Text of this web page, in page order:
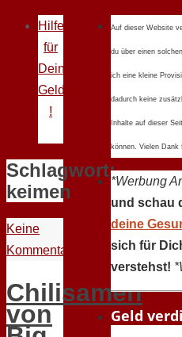
Hilfe
für
Deine
Geldprobleme
!
Schlagwort:
keimen
Keine
Kommentare
Chilisamen
von
Auf dieser Website
du über einen
ich eine kleine
dadurch keine
Inhalte auf dieser
können. Vielen
*Werbung
und schau
deine
sich für
verstehst!
Geld